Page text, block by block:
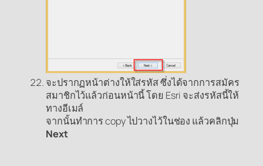
จะปรากฏหน้าต่างให้ใส่รหัส ซึ่งได้จากการสมัคร
สมาชิกไว้แล้วก่อนหน้านี้ โดย Esri จะส่งรหัสนี้ให้
ทางอีเมล์
จากนั้นทำการ copy ไปวางไว้ในช่อง แล้วคลิกปุ่ม
Next